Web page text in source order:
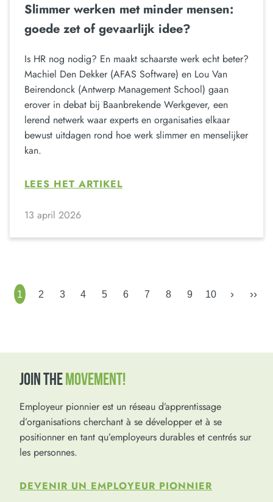
Slimmer werken met minder mensen:
goede zet of gevaarlijk idee?
Is HR nog nodig? En maakt schaarste werk echt beter?
Machiel Den Dekker (AFAS Software) en Lou Van
Beirendonck (Antwerp Management School) gaan
erover in debat bij Baanbrekende Werkgever, een
lerend netwerk waar experts en organisaties elkaar
bewust uitdagen rond hoe werk slimmer en menselijker
kan.
LEES HET ARTIKEL
13 april 2026
1 2 3 4 5 6 7 8 9 10 › ››
JOIN THEMOVEMENT!
Employeur pionnier est un réseau d’apprentissage
d’organisations cherchant à se développer et à se
positionner en tant qu’employeurs durables et centrés sur
les personnes.
DEVENIR UN EMPLOYEUR PIONNIER